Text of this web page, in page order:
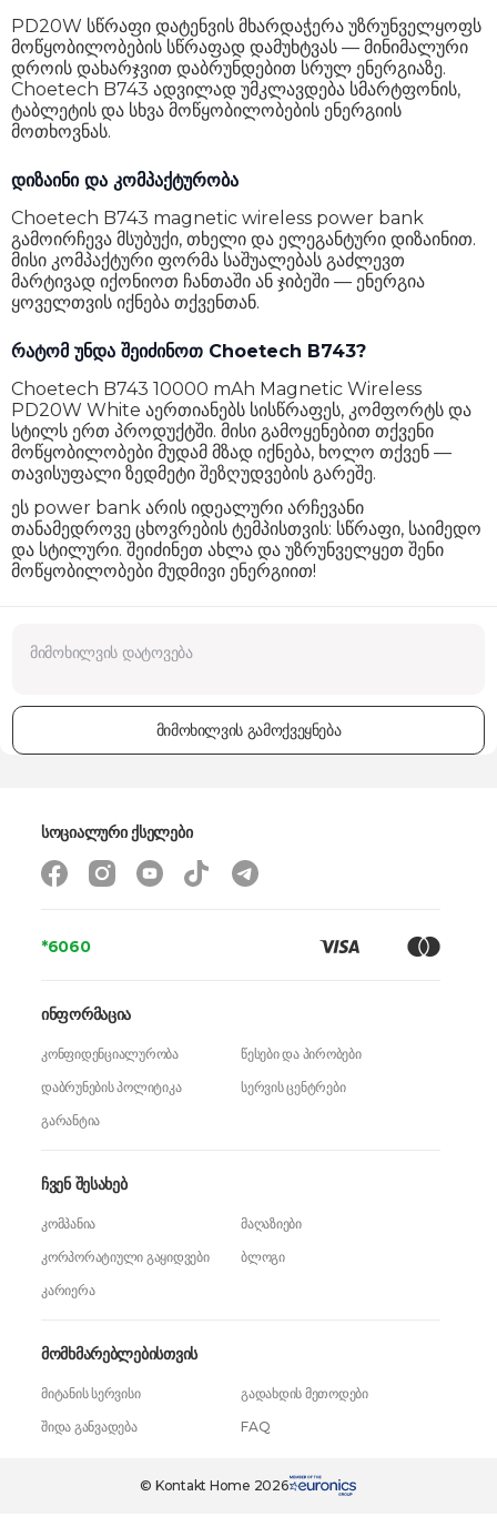
ერთი დაჭერით
PD20W სწრაფი დატენვის მხარდაჭერა უზრუნველყოფს
მოწყობილობების სწრაფად დამუხტვას — მინიმალური
დროის დახარჯვით დაბრუნდებით სრულ ენერგიაზე.
Choetech B743 ადვილად უმკლავდება სმარტფონის,
ტაბლეტის და სხვა მოწყობილობების ენერგიის
მოთხოვნას.
დიზაინი და კომპაქტურობა
Choetech B743 magnetic wireless power bank
გამოირჩევა მსუბუქი, თხელი და ელეგანტური დიზაინით.
მისი კომპაქტური ფორმა საშუალებას გაძლევთ
მარტივად იქონიოთ ჩანთაში ან ჯიბეში — ენერგია
ყოველთვის იქნება თქვენთან.
რატომ უნდა შეიძინოთ Choetech B743?
Choetech B743 10000 mAh Magnetic Wireless
PD20W White აერთიანებს სისწრაფეს, კომფორტს და
სტილს ერთ პროდუქტში. მისი გამოყენებით თქვენი
მოწყობილობები მუდამ მზად იქნება, ხოლო თქვენ —
თავისუფალი ზედმეტი შეზღუდვების გარეშე.
ეს power bank არის იდეალური არჩევანი
თანამედროვე ცხოვრების ტემპისთვის: სწრაფი, საიმედო
და სტილური. შეიძინეთ ახლა და უზრუნველყეთ შენი
მოწყობილობები მუდმივი ენერგიით!
მიმოხილვის გამოქვეყნება
*6060
ჩვენ შესახებ
კომპანია
მაღაზიები
კორპორატიული გაყიდვები
ბლოგი
კარიერა
ინფორმაცია
კონფიდენციალურობა
წესები და პირობები
დაბრუნების პოლიტიკა
სერვის ცენტრები
გარანტია
მომხმარებლებისთვის
მიტანის სერვისი
გადახდის მეთოდები
შიდა განვადება
FAQ
სოციალური ქსელები
© Kontakt Home 2026